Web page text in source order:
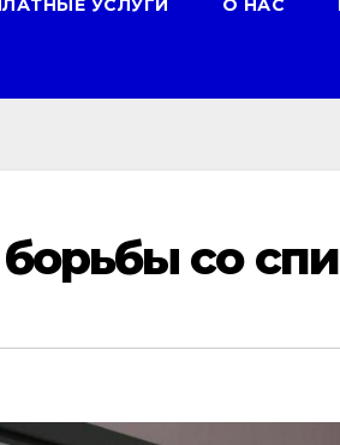
УСЛУГИ О НАС
со